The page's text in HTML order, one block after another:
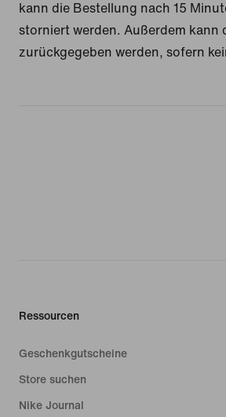
kann die Bestellung nach 15
storniert werden. Außerdem kann
zurückgegeben werden, sofern
Ressourcen
Geschenkgutscheine
Store suchen
Nike Journal